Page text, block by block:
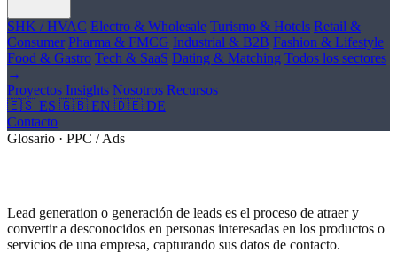
SHK / HVAC Electro & Wholesale Turismo & Hotels Retail &
Consumer Pharma & FMCG Industrial & B2B Fashion & Lifestyle
Food & Gastro Tech & SaaS Dating & Matching Todos los sectores
→
Proyectos Insights Nosotros Recursos
🇪🇸 ES 🇬🇧 EN 🇩🇪 DE
Contacto
Glosario · PPC / Ads
Lead generation o generación de leads es el proceso de atraer y
convertir a desconocidos en personas interesadas en los productos o
servicios de una empresa, capturando sus datos de contacto.